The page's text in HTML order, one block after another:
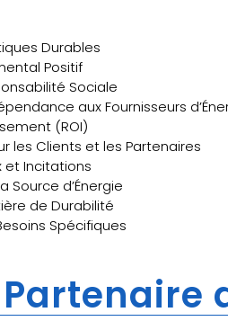
Durables
Positif
Sociale
aux Fournisseurs
(ROI)
les Clients et les Partenaires
et Incitations
Source d’Énergie
de Durabilité
Spécifiques